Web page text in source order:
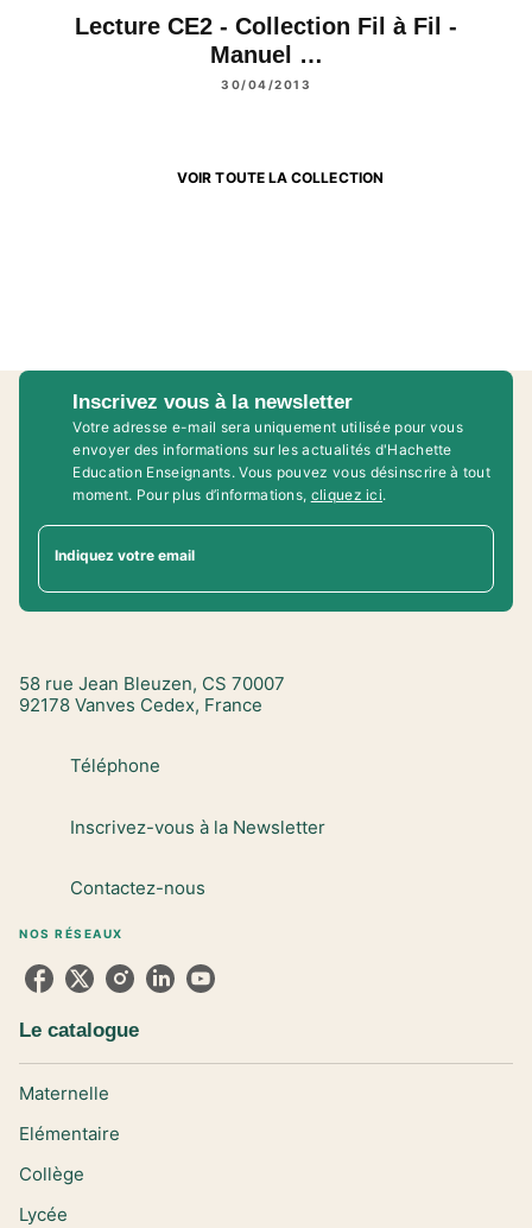
Lecture CE2 - Collection Fil à Fil -
Manuel …
30/04/2013
VOIR TOUTE LA COLLECTION
Inscrivez vous à la newsletter
Votre adresse e-mail sera uniquement utilisée pour vous
envoyer des informations sur les actualités d'Hachette
Education Enseignants. Vous pouvez vous désinscrire à tout
moment. Pour plus d’informations, cliquez ici.
Indiquez votre email
58 rue Jean Bleuzen, CS 70007
92178 Vanves Cedex, France
Téléphone
Inscrivez-vous à la Newsletter
Contactez-nous
NOS RÉSEAUX
Le catalogue
Maternelle
Elémentaire
Collège
Lycée